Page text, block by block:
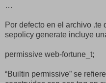
…
Por defecto en el archivo .te
sepolicy generate incluye
permissive web-fortune_t;
“Builtin permissive” se